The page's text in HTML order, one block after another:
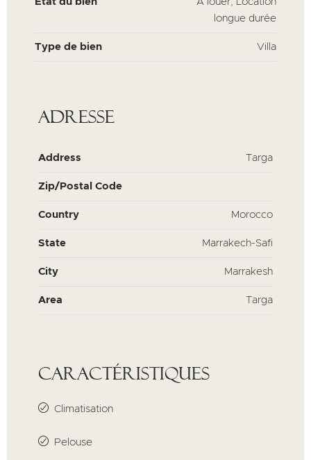
longue durée
Type de bien Villa
Adresse
Address Targa
Zip/Postal Code
Country Morocco
State Marrakech-Safi
City Marrakesh
Area Targa
Caractéristiques
Climatisation
Pelouse